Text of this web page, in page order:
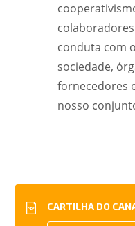
conduta com
sociedade,
fornecedores
nosso
CARTILHA DO
PDF